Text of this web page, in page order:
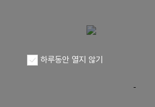
-
하루동안 열지 않기